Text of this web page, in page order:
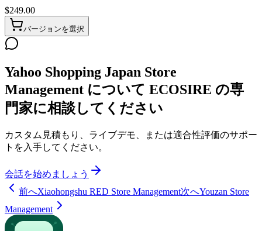
$249.00
バージョンを選択
Yahoo Shopping Japan Store
Management について ECOSIRE の専
門家に相談してください
カスタム見積もり、ライブデモ、または適合性評価のサポー
トを入手してください。
会話を始めましょう
前へXiaohongshu RED Store Management次へYouzan Store
Management